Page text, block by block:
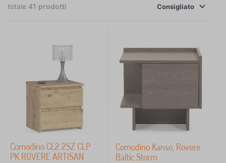
Sottocategorie
totale 41 prodotti
Consigliato
Comodino CL2 2SZ CLP
PK ROVERE ARTISAN
Comodino Kanso, Rovere
Baltic Storm